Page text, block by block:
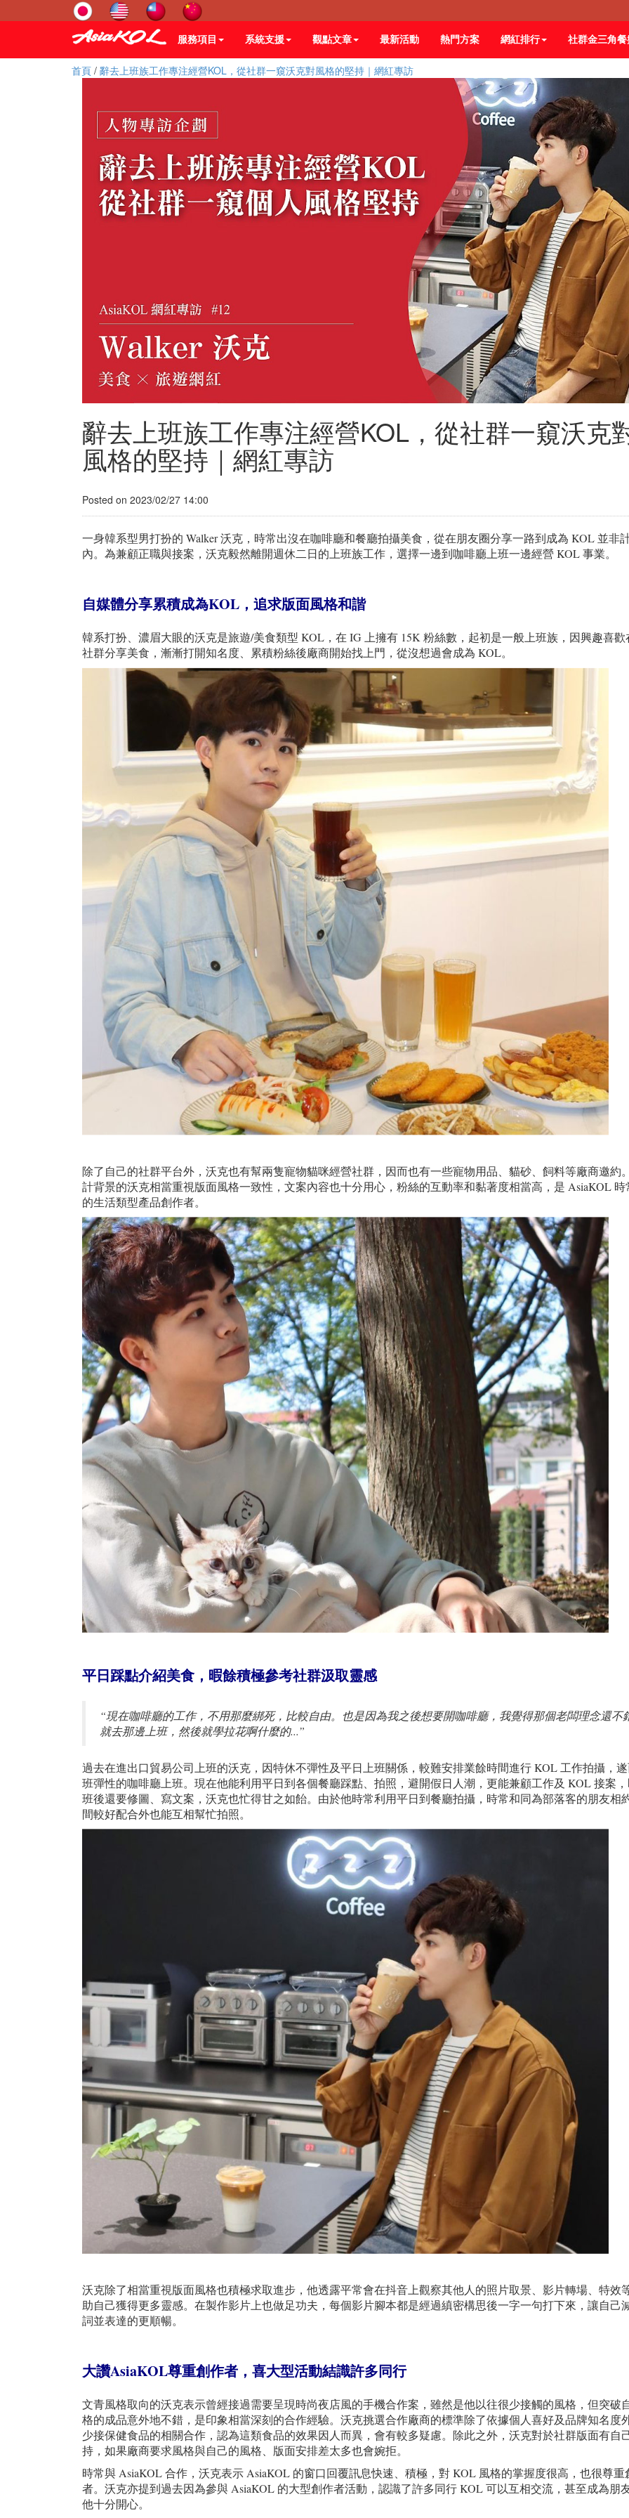
服務項目 系統支援 觀點文章 最新活動 熱門方案 網紅排行 社群金三角
首頁 / 辭去上班族工作專注經營KOL，從社群一窺沃克對風格的堅持｜網紅專訪
辭去上班族工作專注經營KOL，從社群一窺沃克
風格的堅持｜網紅專訪
Posted on 2023/02/27 14:00
一身韓系型男打扮的 Walker 沃克，時常出沒在咖啡廳和餐廳拍攝美食，從在朋友圈分享一路到成為 KOL 並非
內。為兼顧正職與接案，沃克毅然離開週休二日的上班族工作，選擇一邊到咖啡廳上班一邊經營 KOL 事業。
自媒體分享累積成為KOL，追求版面風格和諧
韓系打扮、濃眉大眼的沃克是旅遊/美食類型 KOL，在 IG 上擁有 15K 粉絲數，起初是一般上班族，因興趣喜歡
社群分享美食，漸漸打開知名度、累積粉絲後廠商開始找上門，從沒想過會成為 KOL。
除了自己的社群平台外，沃克也有幫兩隻寵物貓咪經營社群，因而也有一些寵物用品、貓砂、飼料等廠商邀約
計背景的沃克相當重視版面風格一致性，文案內容也十分用心，粉絲的互動率和黏著度相當高，是 AsiaKOL 時
的生活類型產品創作者。
平日踩點介紹美食，暇餘積極參考社群汲取靈感
“現在咖啡廳的工作，不用那麼綁死，比較自由。也是因為我之後想要開咖啡廳，我覺得那個老闆理念還不
就去那邊上班，然後就學拉花啊什麼的...”
過去在進出口貿易公司上班的沃克，因特休不彈性及平日上班關係，較難安排業餘時間進行 KOL 工作拍攝，
班彈性的咖啡廳上班。現在他能利用平日到各個餐廳踩點、拍照，避開假日人潮，更能兼顧工作及 KOL 接案
班後還要修圖、寫文案，沃克也忙得甘之如飴。由於他時常利用平日到餐廳拍攝，時常和同為部落客的朋友相
間較好配合外也能互相幫忙拍照。
沃克除了相當重視版面風格也積極求取進步，他透露平常會在抖音上觀察其他人的照片取景、影片轉場、特效
助自己獲得更多靈感。在製作影片上也做足功夫，每個影片腳本都是經過縝密構思後一字一句打下來，讓自己
詞並表達的更順暢。
大讚AsiaKOL尊重創作者，喜大型活動結識許多同行
文青風格取向的沃克表示曾經接過需要呈現時尚夜店風的手機合作案，雖然是他以往很少接觸的風格，但突破
格的成品意外地不錯，是印象相當深刻的合作經驗。沃克挑選合作廠商的標準除了依據個人喜好及品牌知名度
少接保健食品的相關合作，認為這類食品的效果因人而異，會有較多疑慮。除此之外，沃克對於社群版面有自
持，如果廠商要求風格與自己的風格、版面安排差太多也會婉拒。
時常與 AsiaKOL 合作，沃克表示 AsiaKOL 的窗口回覆訊息快速、積極，對 KOL 風格的掌握度很高，也很尊重
者。沃克亦提到過去因為參與 AsiaKOL 的大型創作者活動，認識了許多同行 KOL 可以互相交流，甚至成為朋
他十分開心。